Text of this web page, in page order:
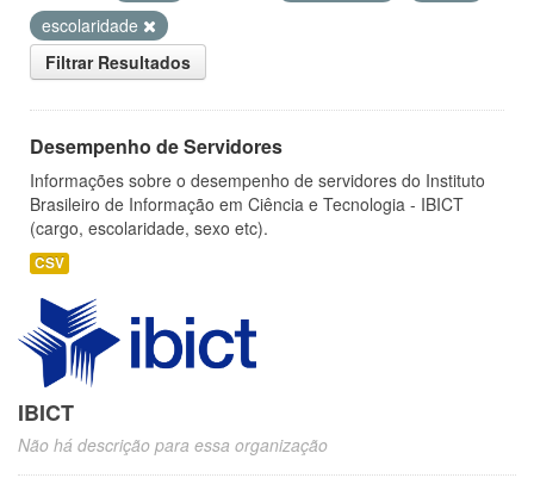
escolaridade
Filtrar Resultados
Desempenho de Servidores
Informações sobre o desempenho de servidores do Instituto
Brasileiro de Informação em Ciência e Tecnologia - IBICT
(cargo, escolaridade, sexo etc).
CSV
IBICT
Não há descrição para essa organização